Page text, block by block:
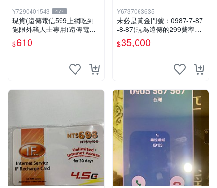
Y7290401543 477
現貨(遠傳電信599上網吃到
飽限外籍人士專用)遠傳電信4
G上網補充卡
$610
Y6737063635
未必是黃金門號：0987-7-87
-8-87(現為遠傳的299費率門
號，屆時將以無約狀態過
戶)。
$35,000